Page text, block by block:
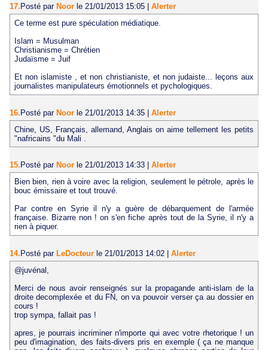
17. Posté par Noor le 21/01/2013 15:05
Alerter
Ce terme est pure spéculation médiatique.
Islam = Musulman
Christianisme = Chrétien
Judaïsme = Juif
Et non islamiste , et non christianiste, et non judaiste... leçons aux
journalistes manipulateurs émotionnels et pychologiques.
16.Posté par Noor le 21/01/2013 14:35 | Alerter
Chine, US, Français, allemand, Anglais on aime tellement les petits
"nafricains "du Mali .
15. Posté par Noor le 21/01/2013 14:33
Alerter
Bien bien, rien à voire avec la religion, seulement le pétrole, après le
bouc émissaire et tout trouvé.
Par contre en Syrie il n'y a guère de débarquement de l'armée
française. Bizarre non ! on s'en fiche après tout de la Syrie, il n'y a
rien à piquer.
14. Posté par LeDocteur le 21/01/2013 14:02
Alerter
@juvénal,
Merci de nous avoir renseignés sur la propagande anti-islam de la
droite decomplexée et du FN, on va pouvoir verser ça au dossier en
cours !
trop sympa, fallait pas !
apres, je pourrais incriminer n'importe qui avec votre rhetorique ! un
peu d'imagination, des faits-divers pris en exemple ( ça ne manque